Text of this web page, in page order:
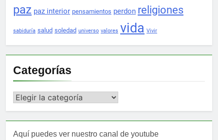
paz paz interior pensamientos perdon religiones
sabiduría salud soledad universo valores vida Vivir
Categorías
Categorías
Aquí puedes ver nuestro canal de youtube